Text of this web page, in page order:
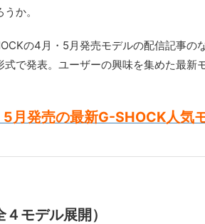
か。
の4月・5月発売モデルの配信記事の
で発表。ユーザーの興味を集めた最新
5月発売の最新G-SHOCK人気
モデル展開）